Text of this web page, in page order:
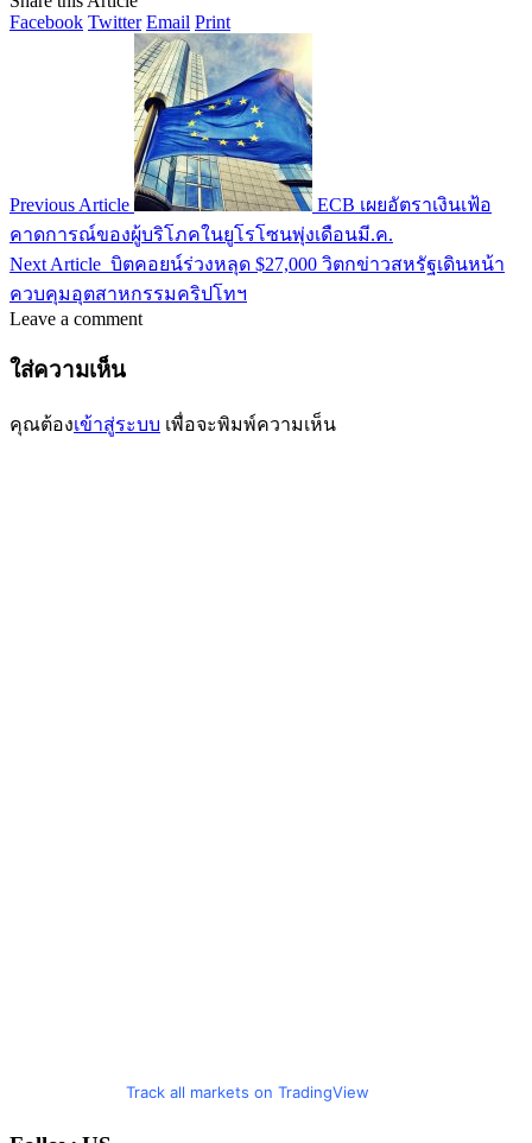
Facebook Twitter Email Print
Previous Article
ECB เผยอัตราเงินเฟ้อ
คาดการณ์ของผู้บริโภคในยูโรโซนพุ่งเดือนมี.ค.
Next Article บิตคอยน์ร่วงหลุด $27,000 วิตกข่าวสหรัฐเดินหน้า
ควบคุมอุตสาหกรรมคริปโทฯ
Leave a comment
ใส่ความเห็น
คุณต้องเข้าสู่ระบบ เพื่อจะพิมพ์ความเห็น
Track all markets on TradingView